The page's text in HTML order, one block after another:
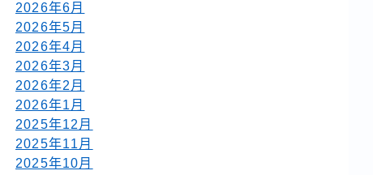
2026年6月
2026年5月
2026年4月
2026年3月
2026年2月
2026年1月
2025年12月
2025年11月
2025年10月